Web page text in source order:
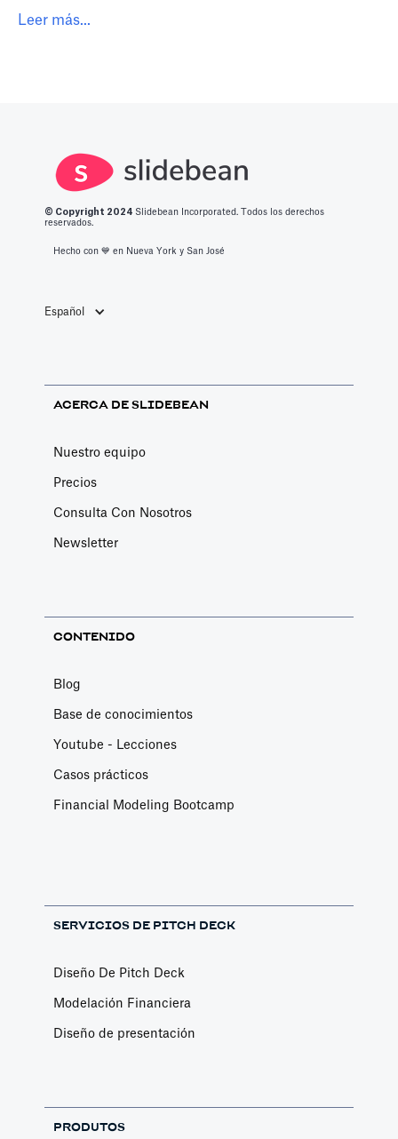
Leer más...
© Copyright 2 024 Slidebean Incorporated. Todos los derechos
reservados.
Hecho con 💙️ en Nueva York y San José
Español
ACERCA DE SLIDEBEAN
Nuestro equipo
Precios
Consulta Con Nosotros
Newsletter
CONTENIDO
Blog
Base de conocimientos
Youtube - Lecciones
Casos prácticos
Financial Modeling Bootcamp
SERVICIOS DE PITCH DECK
Diseño De Pitch Deck
Modelación Financiera
Diseño de presentación
PRODUTOS